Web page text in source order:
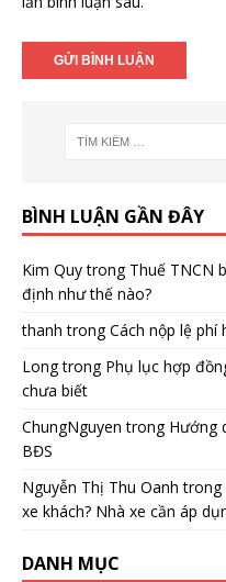
BÌNH LUẬN GẦN ĐÂY
Kim Quytrong Thuế TNCN
định như thế nào?
thanh trongCách nộp lệ phí
Longtrong Phụ lục hợp
chưa biết
ChungNguyen trong Hướng
BĐS
Nguyễn Thị Thu Oanh trong
xe khách? Nhà xe cần áp
DANH MỤC